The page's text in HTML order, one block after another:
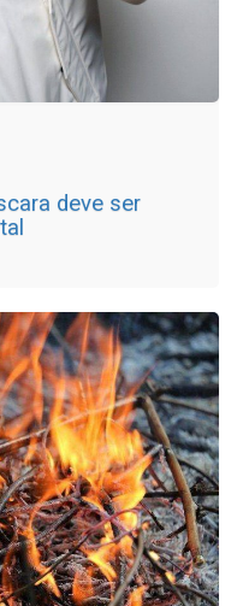
deve ser